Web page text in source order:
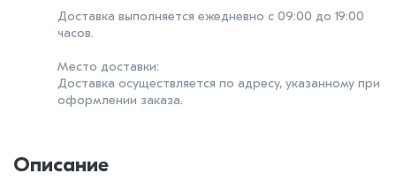
Доставка выполняется ежедневно с 09:00 до 19:00
часов.
Место доставки:
Доставка осуществляется по адресу, указанному при
оформлении заказа.
Описание